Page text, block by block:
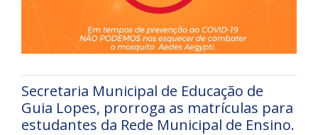
Secretaria Municipal de Educação de
Guia Lopes, prorroga as matrículas para
estudantes da Rede Municipal de Ensino.